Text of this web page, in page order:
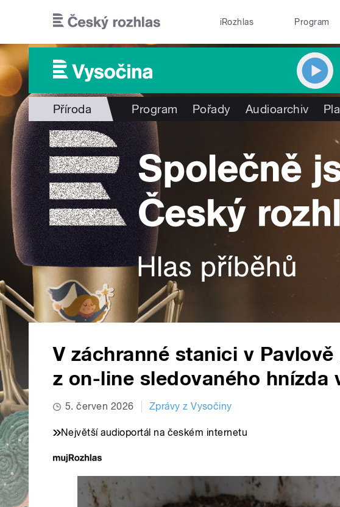
iRozhlas Program
Příroda Program Pořady Audioarchiv
V záchranné stanici v
z on-line sledovaného hnízda
5. červen 2026 Zprávy z Vysočiny
Největší audioportál na českém internetu